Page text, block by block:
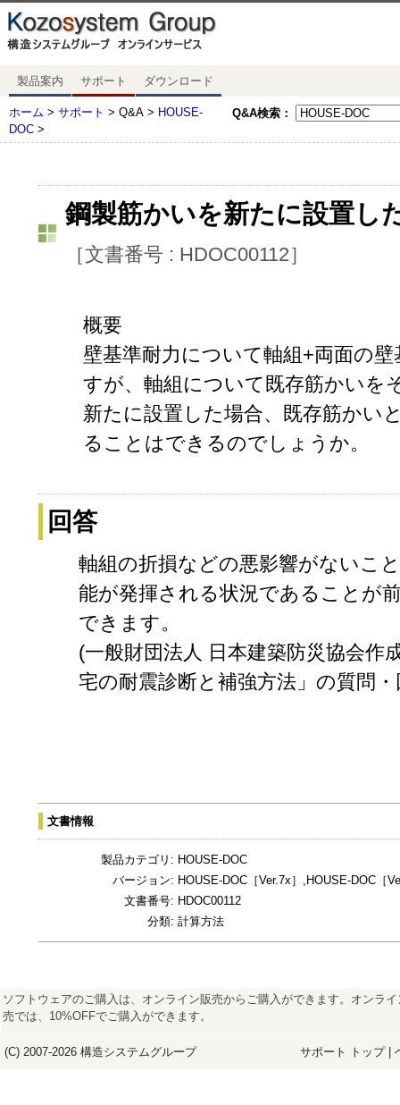
製品案内 サポート ダウンロード
Q&A検索：
ホーム > サポート > Q&A > HOUSE-
DOC >
鋼製筋かいを新たに設置
［文書番号 : HDOC00112］
概要
壁基準耐力について軸組+両面の
すが、軸組について既存筋かいを
新たに設置した場合、既存筋かい
ることはできるのでしょうか。
回答
軸組の折損などの悪影響がないこ
能が発揮される状況であることが
できます。
(一般財団法人 日本建築防災協会
宅の耐震診断と補強方法」の質問
文書情報
製品カテゴリ: HOUSE-DOC
バージョン: HOUSE-DOC［Ver.7x］,HOUSE-DOC［
文書番号: HDOC00112
分類: 計算方法
ソフトウェアのご購入は、オンライン販売からご購入ができます。オンライ
売では、10%OFFでご購入ができます。
(C) 2007-2026 構造システムグループ サポート トップ|